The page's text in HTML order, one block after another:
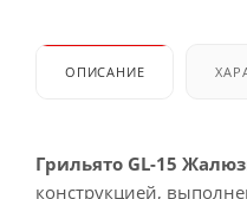
ОПИСАНИЕ
Грильято GL-15
конструкцией,